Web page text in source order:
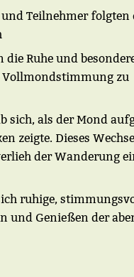
Teilnehmer folgten
Ruhe und
zu
sich, als der Mond
zeigte. Dieses
der Wanderung
ruhige,
und Genießen der